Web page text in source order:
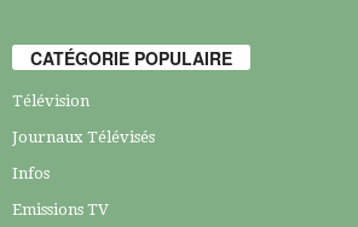
CATÉGORIE POPULAIRE
Télévision
Journaux Télévisés
Infos
Emissions TV